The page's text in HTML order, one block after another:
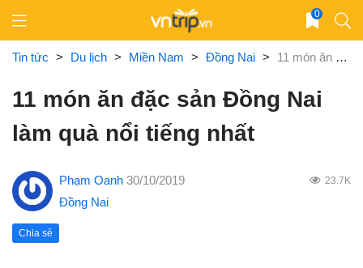
content
0
Tin tức > Du lịch > Miền Nam > Đồng Nai > 11 món ăn đặc sản Đồng Nai làm quà nổi tiếng nhất
11 món ăn đặc sản Đồng Nai
làm quà nổi tiếng nhất
Phạm Oanh 30/10/2019 23.7K
Đồng Nai
Chia sẻ